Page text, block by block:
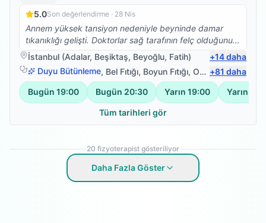
5.0Son değerlendirme · 28 Nis
Annem yüksek tansiyon nedeniyle beyninde damar
tıkanıklığı gelişti. Doktorlar sağ tarafının felç olduğunu
söylediğinde hayatımızın bittiğini düşündük. Ancak bu
durumun fizik tedaviyle iyileştirilebilir olduğunu
öğrendiğimizde çok sevindik. Bir devlet kurumda fizik
tedavi almaya başladık ancak verilen tedavi yeterli
gelmedi bu yüzden evden de desteklemeye karar
verdik. Bu süreçte bir tanıdığımızın vasıtasıyla Berkay
beyle tanıştık. Süreci ve neler yapmamız gerektiğini
olduğunu ve bu süreçte tüm yapabileceklerimizi
yapmamız konusunda bizi uyardı. Kendisinin de
destekleriyle annem 3 ay sonra destekli de olsa adım
atmaya başladı. Şimdiler de çok daha iyi. Kendi
İstanbul (Adalar, Beşiktaş, Beyoğlu, Fatih) +14daha
Duyu Bütünleme, Bel Fıtığı, Boyun Fıtığı, Omuz Bağ Yaralanması +81 daha
Bugün 19:00 Bugün 20:30 Yarın 19:00 Yarın
Tüm tarihleri gör
20 fizyoterapist gösteriliyor
Daha Fazla Göster